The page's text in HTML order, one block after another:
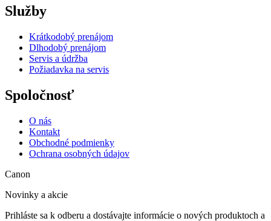
Služby
Krátkodobý prenájom
Dlhodobý prenájom
Servis a údržba
Požiadavka na servis
Spoločnosť
O nás
Kontakt
Obchodné podmienky
Ochrana osobných údajov
Canon
Novinky a akcie
Prihláste sa k odberu a dostávajte informácie o nových produktoch a